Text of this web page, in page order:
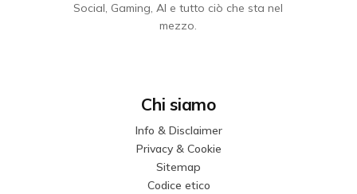
Social, Gaming, AI e tutto ciò che sta nel
mezzo.
Chi siamo
Info & Disclaimer
Privacy & Cookie
Sitemap
Codice etico